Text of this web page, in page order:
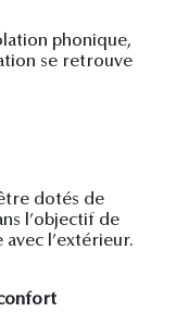
phonique,
se retrouve
dotés de
l’objectif de
l’extérieur.